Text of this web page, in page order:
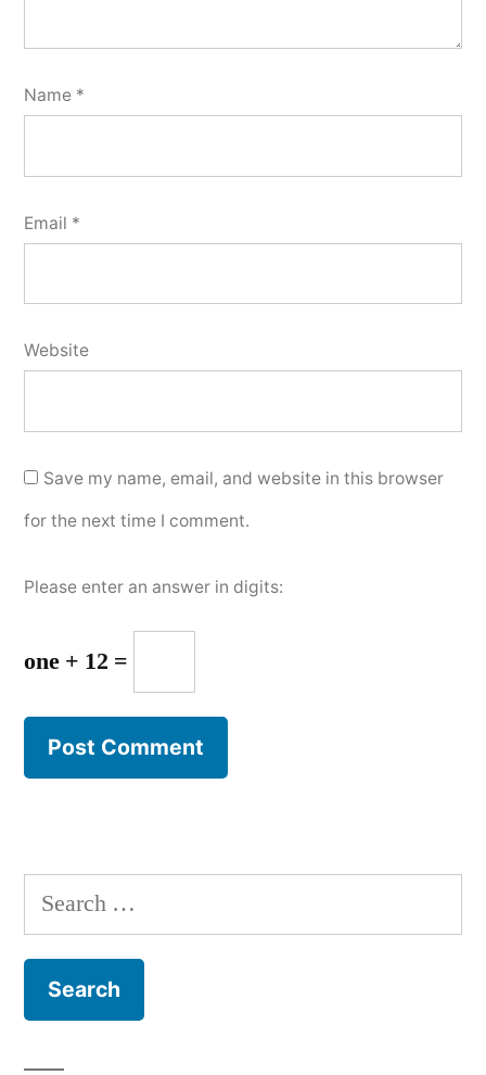
Name *
Email *
Website
Save my name, email, and website in this browser
for the next time I comment.
Please enter an answer in digits:
one + 12 =
Search
for: